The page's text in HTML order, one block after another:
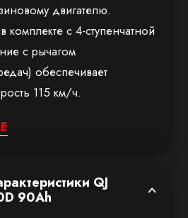
двигателю.
комплекте с 4-ступенчатной
с рычагом
обеспечивает
115 км/ч.
5000D при весе в 144 кг
перевернутой
сзади —
QJ
90Ah